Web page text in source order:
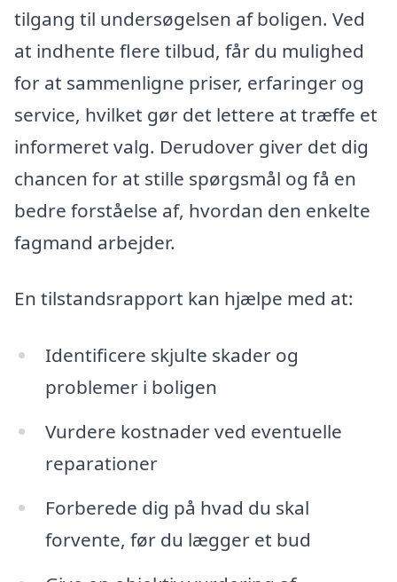
tilgang til undersøgelsen af boligen. Ved
at indhente flere tilbud, får du mulighed
for at sammenligne priser, erfaringer og
service, hvilket gør det lettere at træffe et
informeret valg. Derudover giver det dig
chancen for at stille spørgsmål og få en
bedre forståelse af, hvordan den enkelte
fagmand arbejder.
En tilstandsrapport kan hjælpe med at:
Identificere skjulte skader og
problemer i boligen
Vurdere kostnader ved eventuelle
reparationer
Forberede dig på hvad du skal
forvente, før du lægger et bud